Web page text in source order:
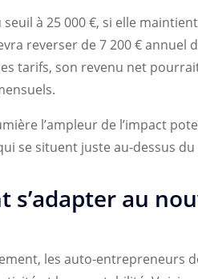
à 25 000 €, si elle
reverser de 7 200 € annuel
tarifs, son revenu net
l’ampleur de l’impact
se situent juste au-dessus du
s’adapter au
les auto-